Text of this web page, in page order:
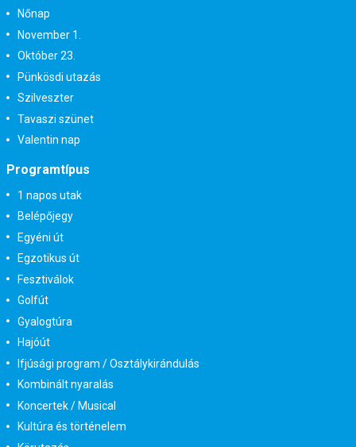
Nőnap
November 1.
Október 23.
Pünkösdi utazás
Szilveszter
Tavaszi szünet
Valentin nap
Programtípus
1 napos utak
Belépőjegy
Egyéni út
Egzotikus út
Fesztiválok
Golfút
Gyalogtúra
Hajóút
Ifjúsági program / Osztálykirándulás
Kombinált nyaralás
Koncertek / Musical
Kultúra és történelem